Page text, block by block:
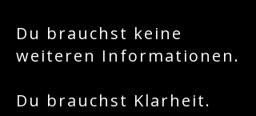
Du brauchst keine
weiteren Informationen.
Du brauchst Klarheit.